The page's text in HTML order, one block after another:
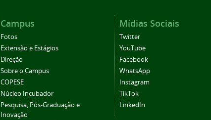
Campus
Fotos
Extensão e Estágios
Direção
Sobre o Campus
COPESE
Núcleo Incubador
Pesquisa, Pós-Graduação e
Inovação
Mídias Sociais
Twitter
YouTube
Facebook
WhatsApp
Instagram
TikTok
LinkedIn